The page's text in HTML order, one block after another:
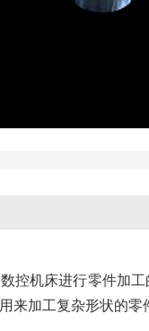
控机床进行零件加
来加工复杂形状的零